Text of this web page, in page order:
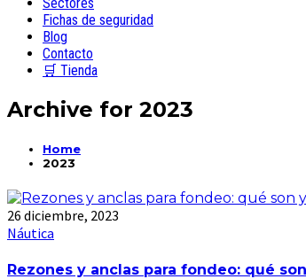
Fichas de seguridad
Blog
Contacto
🛒 Tienda
Archive for 2023
Home
2023
26 diciembre, 2023
Náutica
Rezones y anclas para fondeo: qué